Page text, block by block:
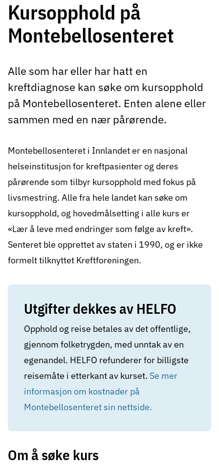
Kursopphold på
Montebellosenteret
Alle som har eller har hatt en
kreftdiagnose kan søke om kursopphold
på Montebellosenteret. Enten alene eller
sammen med en nær pårørende.
Montebellosenteret i Innlandet er en nasjonal
helseinstitusjon for kreftpasienter og deres
pårørende som tilbyr kursopphold med fokus på
livsmestring. Alle fra hele landet kan søke om
kursopphold, og hovedmålsetting i alle kurs er
«Lær å leve med endringer som følge av kreft».
Senteret ble opprettet av staten i 1990, og er ikke
formelt tilknyttet Kreftforeningen.
Utgifter dekkes av HELFO
Opphold og reise betales av det offentlige,
gjennom folketrygden, med unntak av en
egenandel. HELFO refunderer for billigste
reisemåte i etterkant av kurset. Se mer
informasjon om kostnader på
Montebellosenteret sin nettside.
Om å søke kurs